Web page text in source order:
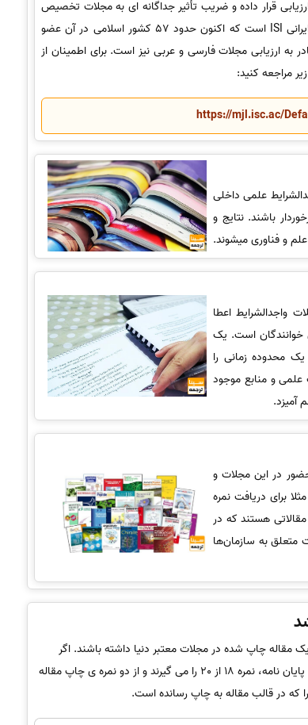
قرار داده و ضریب تأثیر جداگانه ای به مجلات تخصیص
میدهد. به بیانی ساده میتوان گفت ISC همان نمونه ایرانی ISI است که اکنون حدود 57 کشور اسلامی در آن عضو
به ارزیابی مجلات فارسی و عربی نیز است. برای اطمینان از
https://mjl.isc.ac/
علمی داخلی
باشند. نتایج و
و فناوری میشوند.
واجدالشرایط اعطا
خوانندگان است. یک
محدوده زمانی را
علمی و منابع موجود
آمیزد.
در این مجلات و
برای دریافت نمره
هستند که در
به سازمان‌ها
مقاله چاپ شده در مجلات معتبر دنیا داشته باشند. اگر
دانشجویان اقدام به چاپ مقاله نکنند؛ در صورت قابل قبول بودن محتوا، اطلاعات و نحوه ی ارائه ی پایان نامه، نمره 18 از 20 را می گیرند و از دو نمره ی چاپ مقاله